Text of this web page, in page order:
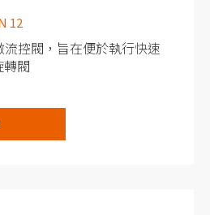
12
控閥，旨在便於執行快速
閥
介質或化學溶液